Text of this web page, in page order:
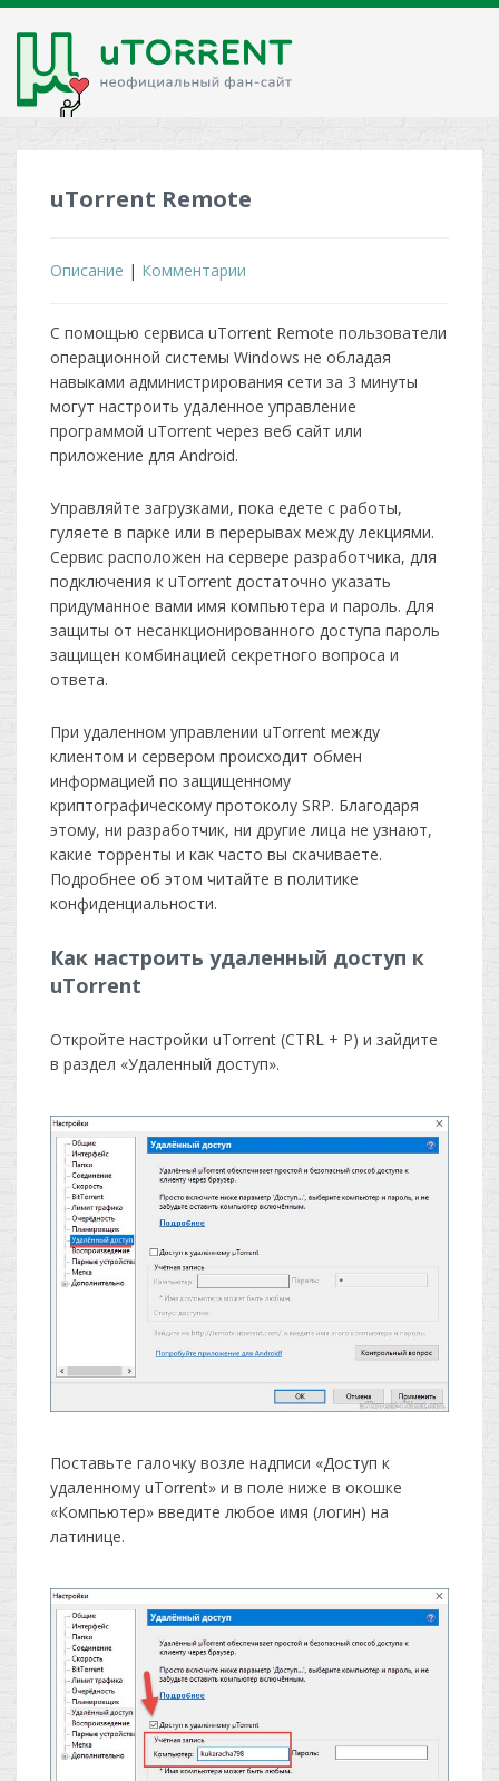
uTorrent Remote
Описание | Комментарии
С помощью сервиса uTorrent Remote пользователи
операционной системы Windows не обладая
навыками администрирования сети за 3 минуты
могут настроить удаленное управление
программой uTorrent через веб сайт или
приложение для Android.
Управляйте загрузками, пока едете с работы,
гуляете в парке или в перерывах между лекциями.
Сервис расположен на сервере разработчика, для
подключения к uTorrent достаточно указать
придуманное вами имя компьютера и пароль. Для
защиты от несанкционированного доступа пароль
защищен комбинацией секретного вопроса и
ответа.
При удаленном управлении uTorrent между
клиентом и сервером происходит обмен
информацией по защищенному
криптографическому протоколу SRP. Благодаря
этому, ни разработчик, ни другие лица не узнают,
какие торренты и как часто вы скачиваете.
Подробнее об этом читайте в политике
конфиденциальности.
Как настроить удаленный доступ к
uTorrent
Откройте настройки uTorrent (CTRL + P) и зайдите
в раздел «Удаленный доступ».
Поставьте галочку возле надписи «Доступ к
удаленному uTorrent» и в поле ниже в окошке
«Компьютер» введите любое имя (логин) на
латинице.